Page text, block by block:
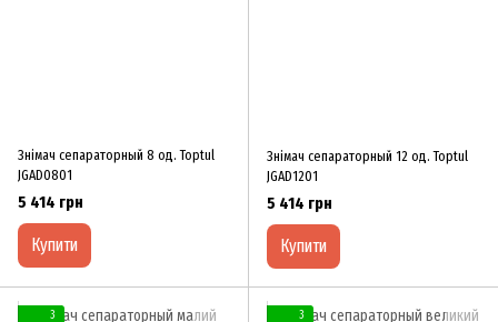
Знімач сепараторный 8 од. Toptul
JGAD0801
5 414 грн
Купити
Знімач сепараторный 12 од. Toptul
JGAD1201
5 414 грн
Купити
3
3